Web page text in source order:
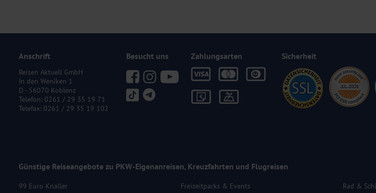
Anschrift
Reisen Aktuell GmbH
In den Weniken 1
D - 56070 Koblenz
Telefon: 0261 / 29 35 19 71
Telefax: 0261 / 29 35 19 102
Besucht uns Zahlungsarten Sicherheit
Günstige Reiseangebote zu PKW-Eigenanreisen, Kreuzfahrten und Flugreisen
99 Euro Knaller
Freizeitparks & Events
Rad &